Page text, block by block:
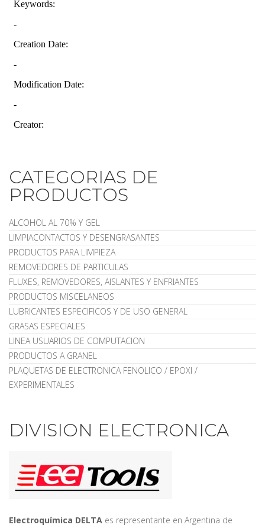
CATEGORIAS DE
PRODUCTOS
ALCOHOL AL 70% Y GEL
LIMPIACONTACTOS Y DESENGRASANTES
PRODUCTOS PARA LIMPIEZA
REMOVEDORES DE PARTICULAS
FLUXES, REMOVEDORES, AISLANTES Y ENFRIANTES
PRODUCTOS MISCELANEOS
LUBRICANTES ESPECIFICOS Y DE USO GENERAL
GRASAS ESPECIALES
LINEA USUARIOS DE COMPUTACION
PRODUCTOS A GRANEL
PLAQUETAS DE ELECTRONICA FENOLICO / EPOXI /
EXPERIMENTALES
DIVISION ELECTRONICA
Electroquímica DELTA es representante en Argentina de